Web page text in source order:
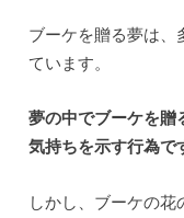
ブーケを贈る夢は、
ています。
夢の中でブーケを贈
気持ちを示す行為で
しかし、ブーケの